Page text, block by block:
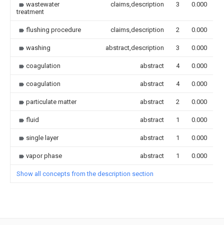
wastewater
treatment
claims,description 3 0.000
flushing procedure claims,description 2 0.000
washing abstract,description 3 0.000
coagulation abstract 4 0.000
coagulation abstract 4 0.000
particulate matter abstract 2 0.000
fluid abstract 1 0.000
single layer abstract 1 0.000
vapor phase abstract 1 0.000
Show all concepts from the description section